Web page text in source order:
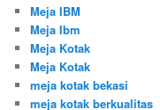
Meja IBM
Meja Ibm
Meja Kotak
Meja Kotak
meja kotak bekasi
meja kotak berkualitas